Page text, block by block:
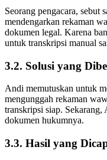
Seorang pengacara, sebut
mendengarkan rekaman
dokumen legal. Karena
untuk transkripsi manual
3.2. Solusi yang
Andi memutuskan untuk
mengunggah rekaman
transkripsi siap. Sekarang,
dokumen hukumnya.
3.3. Hasil yang